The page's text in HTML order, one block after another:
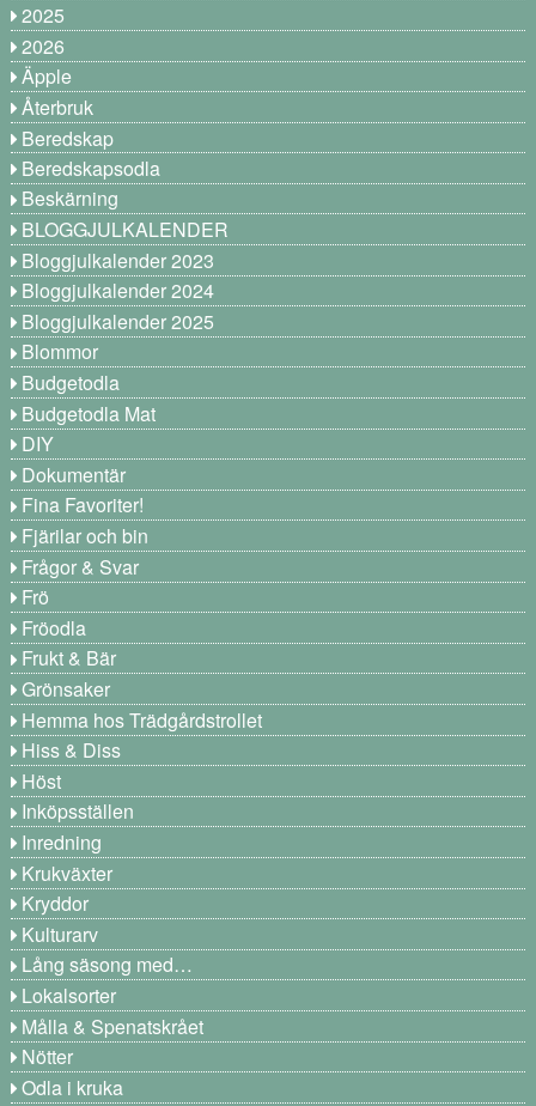
2025
2026
Äpple
Återbruk
Beredskap
Beredskapsodla
Beskärning
BLOGGJULKALENDER
Bloggjulkalender 2023
Bloggjulkalender 2024
Bloggjulkalender 2025
Blommor
Budgetodla
Budgetodla Mat
DIY
Dokumentär
Fina Favoriter!
Fjärilar och bin
Frågor & Svar
Frö
Fröodla
Frukt & Bär
Grönsaker
Hemma hos Trädgårdstrollet
Hiss & Diss
Höst
Inköpsställen
Inredning
Krukväxter
Kryddor
Kulturarv
Lång säsong med…
Lokalsorter
Målla & Spenatskrået
Nötter
Odla i kruka